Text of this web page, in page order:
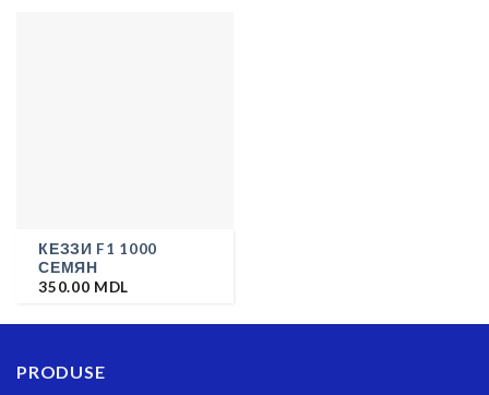
КЕЗЗИ F1 1000
СЕМЯН
350.00 MDL
PRODUSE